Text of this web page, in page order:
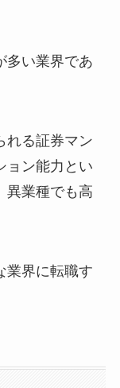
多い業界であ
れる証券マン
ョン能力とい
異業種でも高
業界に転職す